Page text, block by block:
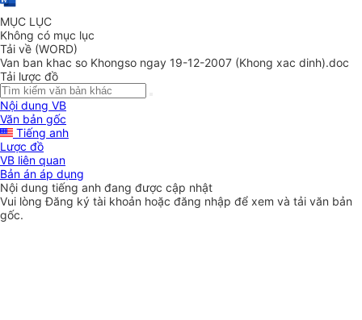
MỤC LỤC
Không có mục lục
Tải về (WORD)
Van ban khac so Khongso ngay 19-12-2007 (Khong xac dinh).doc
Tải lược đồ
Nội dung VB
Văn bản gốc
Tiếng anh
Lược đồ
VB liên quan
Bản án áp dụng
Nội dung tiếng anh đang được cập nhật
Vui lòngĐăng ký tài khoản hoặc đăng nhập để xem và tải văn bản
gốc.